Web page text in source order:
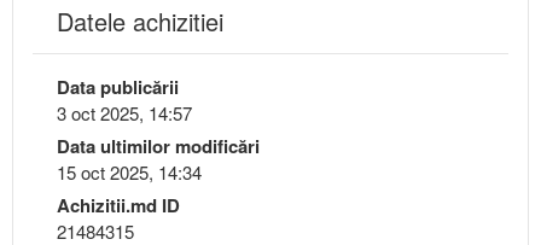
Datele achizitiei
Data publicării
3 oct 2025, 14:57
Data ultimilor modificări
15 oct 2025, 14:34
Achizitii.md ID
21484315